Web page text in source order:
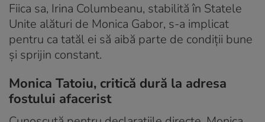
Fiica sa, Irina Columbeanu, stabilită în Statele
Unite alături de Monica Gabor, s-a implicat
pentru ca tatăl ei să aibă parte de condiții bune
și sprijin constant.
Monica Tatoiu, critică dură la adresa
fostului afacerist